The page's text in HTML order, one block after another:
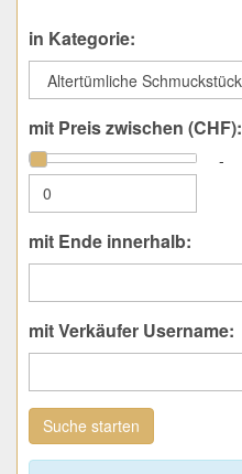
in Kategorie:
mit Preis zwischen (CHF):
-
mit Ende innerhalb:
mit Verkäufer Username:
Suche starten